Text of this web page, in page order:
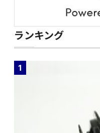
ランキング
1